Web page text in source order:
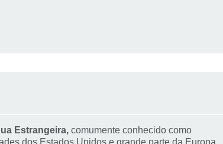
Estrangeira, comumente conhecido como
dos Estados Unidos e grande parte da Europa.